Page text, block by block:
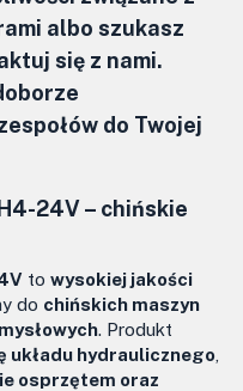
albo szukasz
się z nami.
do Twojej
24V – chińskie
to wysokiej jakości
do chińskich maszyn
. Produkt
układu hydraulicznego
osprzętem oraz